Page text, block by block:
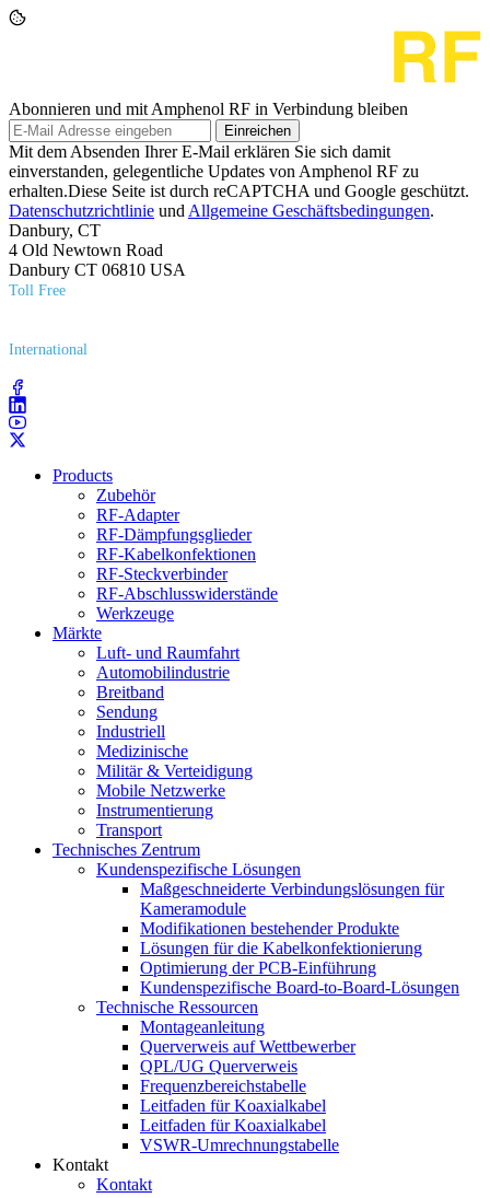
Abonnieren und mit Amphenol RF in Verbindung bleiben
Einreichen
Mit dem Absenden Ihrer E-Mail erklären Sie sich damit
einverstanden, gelegentliche Updates von Amphenol RF zu
erhalten.Diese Seite ist durch reCAPTCHA und Google geschützt.
Datenschutzrichtlinie und Allgemeine Geschäftsbedingungen.
Danbury, CT
4 Old Newtown Road
Danbury CT 06810 USA
Toll Free
International
Products
Zubehör
RF-Adapter
RF-Dämpfungsglieder
RF-Kabelkonfektionen
RF-Steckverbinder
RF-Abschlusswiderstände
Werkzeuge
Märkte
Luft- und Raumfahrt
Automobilindustrie
Breitband
Sendung
Industriell
Medizinische
Militär & Verteidigung
Mobile Netzwerke
Instrumentierung
Transport
Technisches Zentrum
Kundenspezifische Lösungen
Maßgeschneiderte Verbindungslösungen für
Kameramodule
Modifikationen bestehender Produkte
Lösungen für die Kabelkonfektionierung
Optimierung der PCB-Einführung
Kundenspezifische Board-to-Board-Lösungen
Technische Ressourcen
Montageanleitung
Querverweis auf Wettbewerber
QPL/UG Querverweis
Frequenzbereichstabelle
Leitfaden für Koaxialkabel
Leitfaden für Koaxialkabel
VSWR-Umrechnungstabelle
Kontakt
Kontakt